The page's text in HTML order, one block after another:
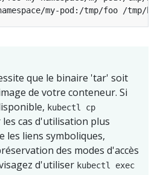
namespace/my-pod:/tmp/foo /
que le binaire 'tar' soit
de votre conteneur. Si
kubectl cp
cas d'utilisation plus
les liens symboliques,
des modes d'accès
d'utiliser kubectl exec